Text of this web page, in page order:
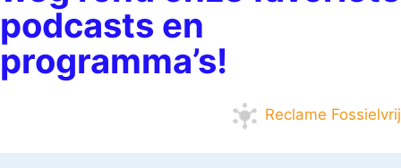
podcasts en
programma’s!
Reclame Fossielvrij